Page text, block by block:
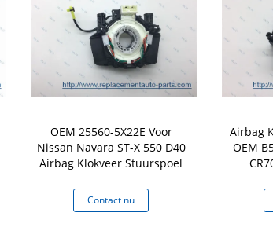
OEM 25560-5X22E Voor
Nissan Navara ST-X 550 D40
Airbag Klokveer Stuurspoel
Contact nu
Airbag
OEM